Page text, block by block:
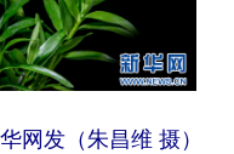
网发（朱昌维 摄）